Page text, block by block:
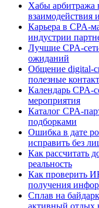
Хабы арбитража
взаимодействия
Карьера в CPA-
индустрии
Лучшие CPA-
ожиданий
Общение digital-
полезные
Календарь CPA-
мероприятия
Каталог CPA-
подборками
Ошибка в дате
исправить без
Как рассчитать
реальность
Как проверить
получения
Сплав на
активный отдых